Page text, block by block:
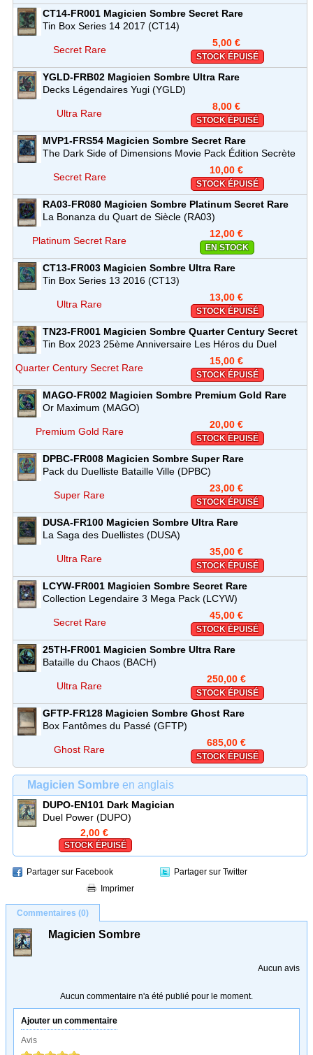
CT14-FR001 Magicien Sombre Secret Rare
Tin Box Series 14 2017 (CT14)
Secret Rare
5,00 €
STOCK ÉPUISÉ
YGLD-FRB02 Magicien Sombre Ultra Rare
Decks Légendaires Yugi (YGLD)
Ultra Rare
8,00 €
STOCK ÉPUISÉ
MVP1-FRS54 Magicien Sombre Secret Rare
The Dark Side of Dimensions Movie Pack Édition Secrète
Secret Rare
10,00 €
STOCK ÉPUISÉ
RA03-FR080 Magicien Sombre Platinum Secret Rare
La Bonanza du Quart de Siècle (RA03)
Platinum Secret Rare
12,00 €
EN STOCK
CT13-FR003 Magicien Sombre Ultra Rare
Tin Box Series 13 2016 (CT13)
Ultra Rare
13,00 €
STOCK ÉPUISÉ
TN23-FR001 Magicien Sombre Quarter Century Secret
Rare
Tin Box 2023 25ème Anniversaire Les Héros du Duel
Quarter Century Secret Rare
15,00 €
STOCK ÉPUISÉ
MAGO-FR002 Magicien Sombre Premium Gold Rare
Or Maximum (MAGO)
Premium Gold Rare
20,00 €
STOCK ÉPUISÉ
DPBC-FR008 Magicien Sombre Super Rare
Pack du Duelliste Bataille Ville (DPBC)
Super Rare
23,00 €
STOCK ÉPUISÉ
DUSA-FR100 Magicien Sombre Ultra Rare
La Saga des Duellistes (DUSA)
Ultra Rare
35,00 €
STOCK ÉPUISÉ
LCYW-FR001 Magicien Sombre Secret Rare
Collection Legendaire 3 Mega Pack (LCYW)
Secret Rare
45,00 €
STOCK ÉPUISÉ
25TH-FR001 Magicien Sombre Ultra Rare
Bataille du Chaos (BACH)
Ultra Rare
250,00 €
STOCK ÉPUISÉ
GFTP-FR128 Magicien Sombre Ghost Rare
Box Fantômes du Passé (GFTP)
Ghost Rare
685,00 €
STOCK ÉPUISÉ
Magicien Sombre en anglais
DUPO-EN101 Dark Magician
Duel Power (DUPO)
2,00 €
STOCK ÉPUISÉ
Partager sur Facebook
Partager sur Twitter
Imprimer
Commentaires (0)
Magicien Sombre
Aucun avis
Aucun commentaire n'a été publié pour le moment.
Ajouter un commentaire
Avis